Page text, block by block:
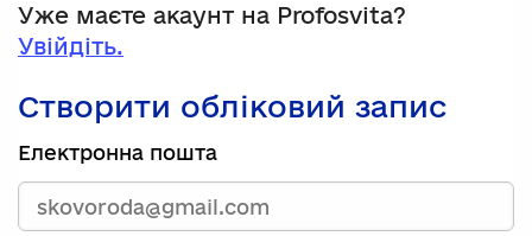
Уже маєте акаунт на Profosvita?
Увійдіть.
Створити обліковий запис
Електронна пошта